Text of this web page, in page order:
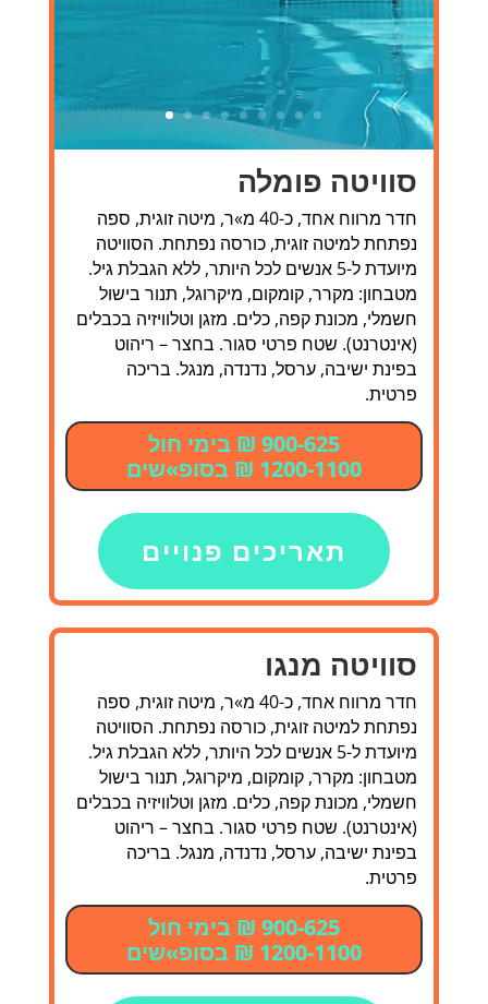
סוויטה פומלה
חדר מרווח אחד, כ-40 מ»ר, מיטה זוגית, ספה
נפתחת למיטה זוגית, כורסה נפתחת. הסוויטה
מיועדת ל-5 אנשים לכל היותר, ללא הגבלת גיל.
מטבחון: מקרר, קומקום, מיקרוגל, תנור בישול
חשמלי, מכונת קפה, כלים. מזגן וטלוויזיה בכבלים
(אינטרנט). שטח פרטי סגור. בחצר – ריהוט
בפינת ישיבה, ערסל, נדנדה, מנגל. בריכה
פרטית.
900-625 ₪ בימי חול
1200-1100 ₪ בסופ»שים
תאריכים פנויים
סוויטה מנגו
חדר מרווח אחד, כ-40 מ»ר, מיטה זוגית, ספה
נפתחת למיטה זוגית, כורסה נפתחת. הסוויטה
מיועדת ל-5 אנשים לכל היותר, ללא הגבלת גיל.
מטבחון: מקרר, קומקום, מיקרוגל, תנור בישול
חשמלי, מכונת קפה, כלים. מזגן וטלוויזיה בכבלים
(אינטרנט). שטח פרטי סגור. בחצר – ריהוט
בפינת ישיבה, ערסל, נדנדה, מנגל. בריכה
פרטית.
900-625 ₪ בימי חול
1200-1100 ₪ בסופ»שים